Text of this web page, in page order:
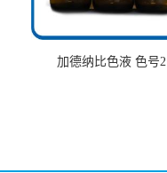
加德纳比色液 色号2